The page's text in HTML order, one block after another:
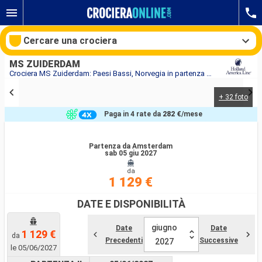
Crociera MS Zuiderdam: Paesi Bassi, Norvegia in partenza da Amsterdam
MS ZUIDERDAM
+ 32 foto
Partenza da Amsterdam
sab 05 giu 2027
da
1 129 €
Paga in 4 rate da282 €/mese
DATE E DISPONIBILITÀ
da 1 129 €
le 05/06/2027
Date
Precedenti
giugno
2027
Date
Successive
Cercare una crociera
Le nostre destinazioni
Compagnie
Ricerca